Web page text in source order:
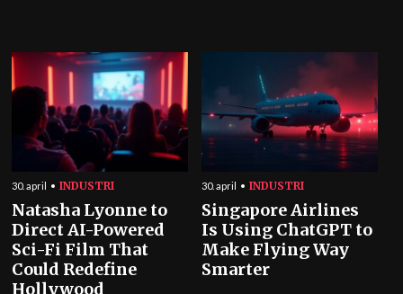
30. april INDUSTRI
Natasha Lyonne to
Direct AI-Powered
Sci-Fi Film That
Could Redefine
Hollywood
30. april INDUSTRI
Singapore Airlines
Is Using ChatGPT to
Make Flying Way
Smarter